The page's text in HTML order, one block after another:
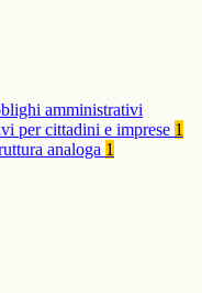
amministrativi
per cittadini e imprese 1
analoga 1